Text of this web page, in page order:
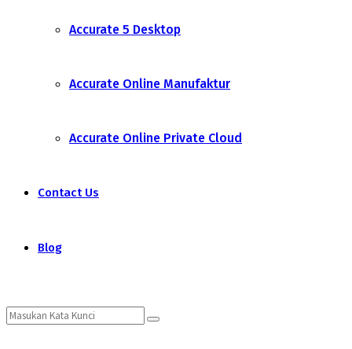
Accurate 5 Desktop
Accurate Online Manufaktur
Accurate Online Private Cloud
Contact Us
Blog
Search
Search